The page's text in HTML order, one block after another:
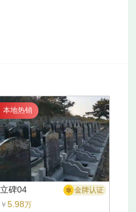
本地热销
立碑04
金牌认证
￥ 5.98万